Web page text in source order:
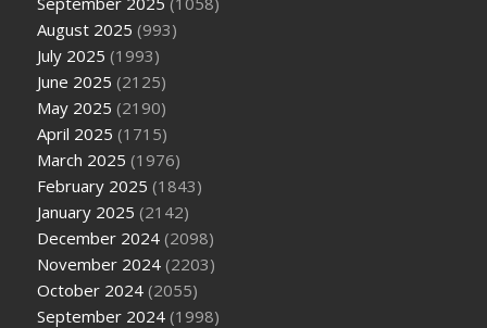
August 2025 (993)
July 2025 (1993)
June 2025 (2125)
May 2025 (2190)
April 2025 (1715)
March 2025 (1976)
February 2025 (1843)
January 2025 (2142)
December 2024 (2098)
November 2024 (2203)
October 2024 (2055)
September 2024 (1998)